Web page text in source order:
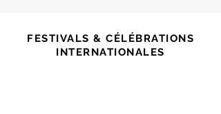
FESTIVALS & CÉLÉBRATIONS
INTERNATIONALES